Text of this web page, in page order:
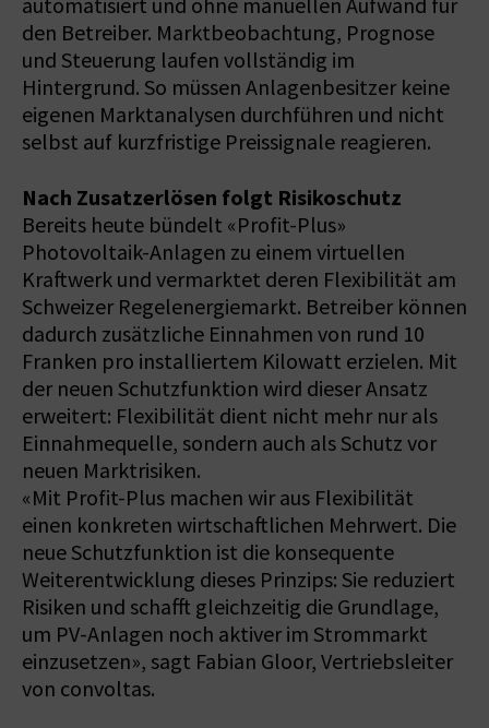
automatisiert und ohne manuellen Aufwand für
den Betreiber. Marktbeobachtung, Prognose
und Steuerung laufen vollständig im
Hintergrund. So müssen Anlagenbesitzer keine
eigenen Marktanalysen durchführen und nicht
selbst auf kurzfristige Preissignale reagieren.
Nach Zusatzerlösen folgt Risikoschutz
Bereits heute bündelt «Profit-Plus»
Photovoltaik-Anlagen zu einem virtuellen
Kraftwerk und vermarktet deren Flexibilität am
Schweizer Regelenergiemarkt. Betreiber können
dadurch zusätzliche Einnahmen von rund 10
Franken pro installiertem Kilowatt erzielen. Mit
der neuen Schutzfunktion wird dieser Ansatz
erweitert: Flexibilität dient nicht mehr nur als
Einnahmequelle, sondern auch als Schutz vor
neuen Marktrisiken.
«Mit Profit-Plus machen wir aus Flexibilität
einen konkreten wirtschaftlichen Mehrwert. Die
neue Schutzfunktion ist die konsequente
Weiterentwicklung dieses Prinzips: Sie reduziert
Risiken und schafft gleichzeitig die Grundlage,
um PV-Anlagen noch aktiver im Strommarkt
einzusetzen», sagt Fabian Gloor, Vertriebsleiter
von convoltas.